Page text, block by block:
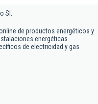
Sl.
de productos energéticos y
energéticas.
de electricidad y gas